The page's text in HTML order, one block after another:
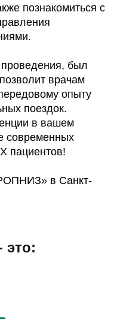
познакомиться с
проведения, был
врачам
опыту
поездок.
в вашем
современных
пациентов!
в Санкт-
это: